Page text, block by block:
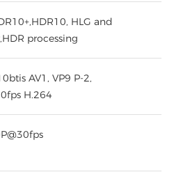
HLG and
processing
AV1, VP9 P-2,
H.264